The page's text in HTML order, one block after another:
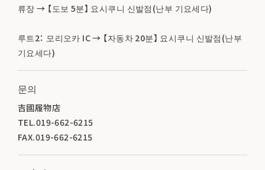
류장 → 【도보 5분】 요시쿠니 신발점(난부 기요세다)
루트2： 모리오카 IC → 【자동차 20분】 요시쿠니 신발점(난부
기요세다)
문의
吉國履物店
TEL.019-662-6215
FAX.019-662-6215